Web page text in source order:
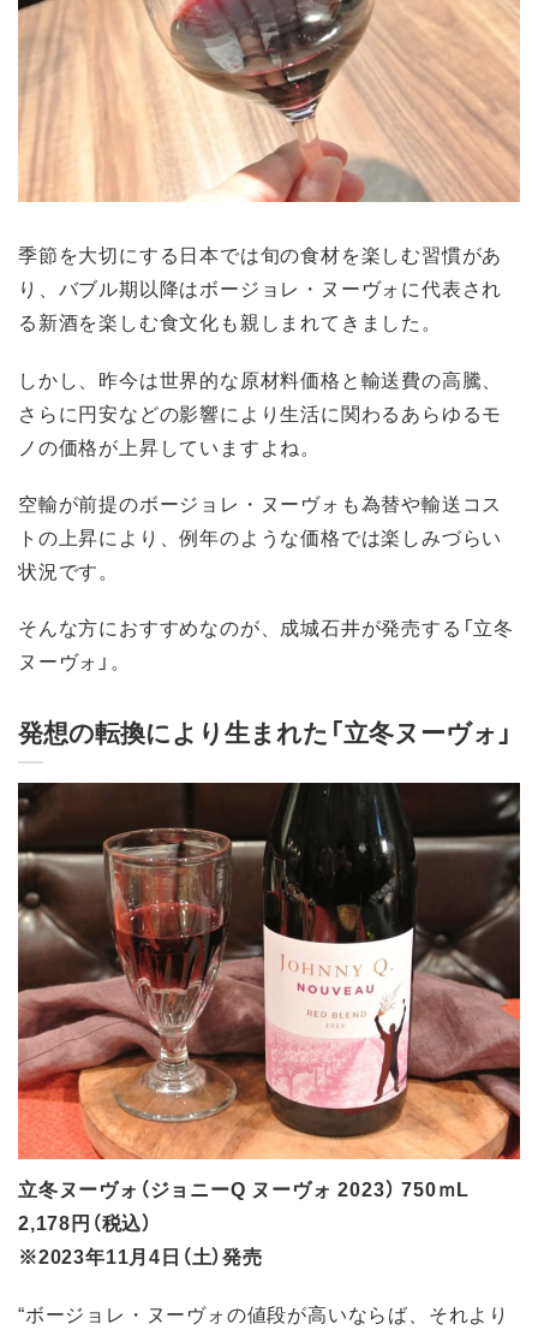
季節を大切にする日本では旬の食材を楽しむ習慣があ
り、バブル期以降はボージョレ・ヌーヴォに代表され
る新酒を楽しむ食文化も親しまれてきました。
しかし、昨今は世界的な原材料価格と輸送費の高騰、
さらに円安などの影響により生活に関わるあらゆるモ
ノの価格が上昇していますよね。
空輸が前提のボージョレ・ヌーヴォも為替や輸送コス
トの上昇により、例年のような価格では楽しみづらい
状況です。
そんな方におすすめなのが、成城石井が発売する「立冬
ヌーヴォ」。
発想の転換により生まれた「立冬ヌーヴォ」
立冬ヌーヴォ（ジョニーQ ヌーヴォ 2023） 750ｍL
2,178円（税込）
※2023年11月4日（土）発売
“ボージョレ・ヌーヴォの値段が高いならば、それより